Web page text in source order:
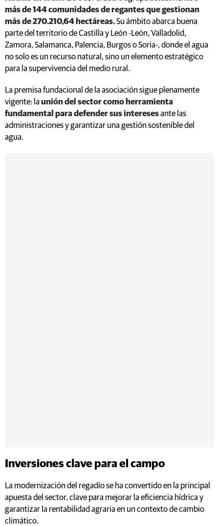
más de 144 comunidades de regantes que gestionan
más de 270.210,64 hectáreas.Su ámbito abarca buena
parte del territorio de Castilla y León -León, Valladolid,
Zamora, Salamanca, Palencia, Burgos o Soria-, donde el agua
no solo es un recurso natural, sino un elemento estratégico
para la supervivencia del medio rural.
La premisa fundacional de la asociación sigue plenamente
vigente: la unión del sector como herramienta
fundamental para defender sus interesesante las
administraciones y garantizar una gestión sostenible del
agua.
Inversiones clave para el campo
La modernización del regadío se ha convertido en la principal
apuesta del sector, clave para mejorar la eficiencia hídrica y
garantizar la rentabilidad agraria en un contexto de cambio
climático.